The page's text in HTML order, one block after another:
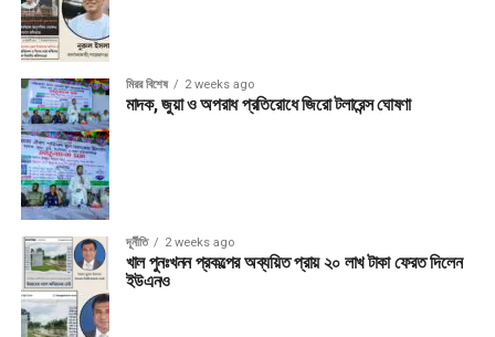
মিরর বিশেষ 2 weeks ago
মাদক, জুয়া ও অপরাধ প্রতিরোধে জিরো টলারেন্স ঘোষণা
দূর্নীতি 2 weeks ago
খাল পুনঃখনন প্রকল্পের অব্যয়িত প্রায় ২০ লাখ টাকা ফেরত দিলেন
ইউএনও